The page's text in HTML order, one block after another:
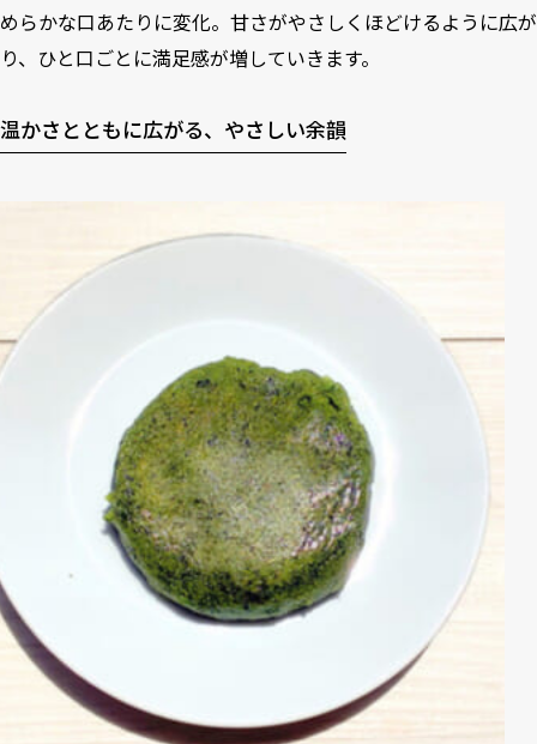
めらかな口あたりに変化。甘さがやさしくほどけるように広が
り、ひと口ごとに満足感が増していきます。
温かさとともに広がる、やさしい余韻